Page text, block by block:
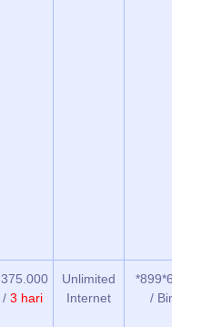
375.000
/ 3 hari
Unlimited
Internet
/ BimaTri